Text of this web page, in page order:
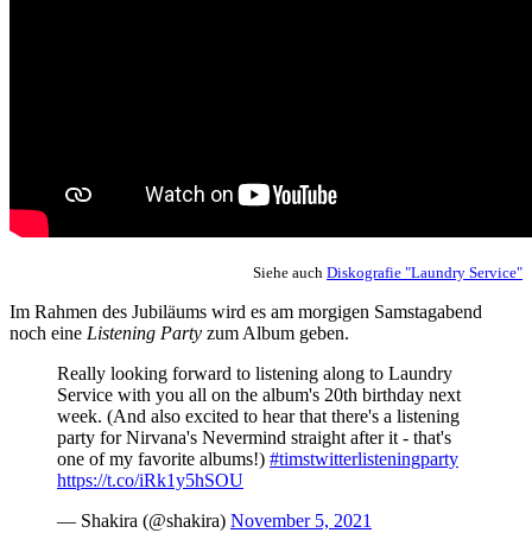
Siehe auch Diskografie "Laundry Service"
Im Rahmen des Jubiläums wird es am morgigen Samstagabend
noch eine Listening Party zum Album geben.
Really looking forward to listening along to Laundry
Service with you all on the album's 20th birthday next
week. (And also excited to hear that there's a listening
party for Nirvana's Nevermind straight after it - that's
one of my favorite albums!) #timstwitterlisteningparty
https://t.co/iRk1y5hSOU
— Shakira (@shakira) November 5, 2021